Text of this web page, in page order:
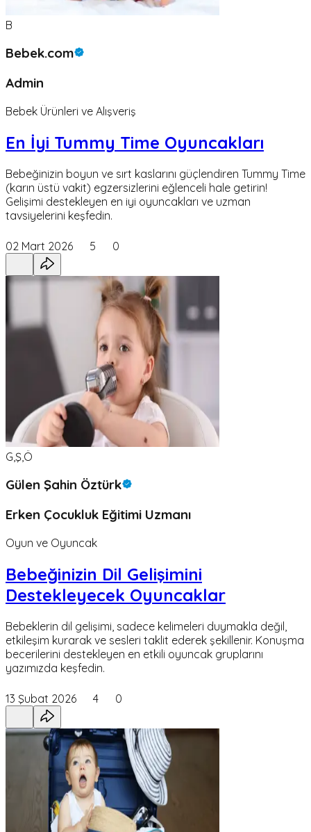
B
Bebek.com
Admin
Bebek Ürünleri ve Alışveriş
En İyi Tummy Time Oyuncakları
Bebeğinizin boyun ve sırt kaslarını güçlendiren Tummy Time
(karın üstü vakit) egzersizlerini eğlenceli hale getirin!
Gelişimi destekleyen en iyi oyuncakları ve uzman
tavsiyelerini keşfedin.
02 Mart 2026 5 0
G,Ş,Ö
Gülen Şahin Öztürk
Erken Çocukluk Eğitimi Uzmanı
Oyun ve Oyuncak
Bebeğinizin Dil Gelişimini
Destekleyecek Oyuncaklar
Bebeklerin dil gelişimi, sadece kelimeleri duymakla değil,
etkileşim kurarak ve sesleri taklit ederek şekillenir. Konuşma
becerilerini destekleyen en etkili oyuncak gruplarını
yazımızda keşfedin.
13 Şubat 2026 4 0